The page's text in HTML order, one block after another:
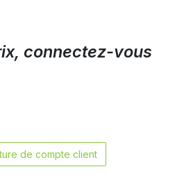
connectez-vous
de compte client